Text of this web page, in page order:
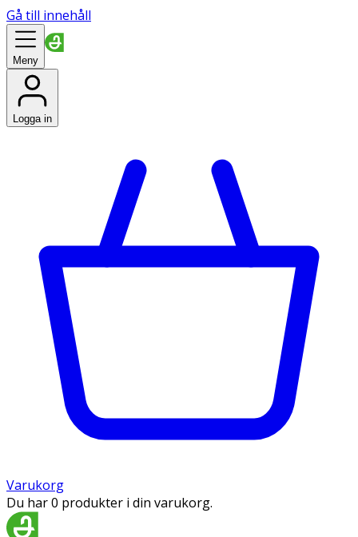
Gå till innehåll
Meny
Logga in
Varukorg
Du har 0 produkter i din varukorg.